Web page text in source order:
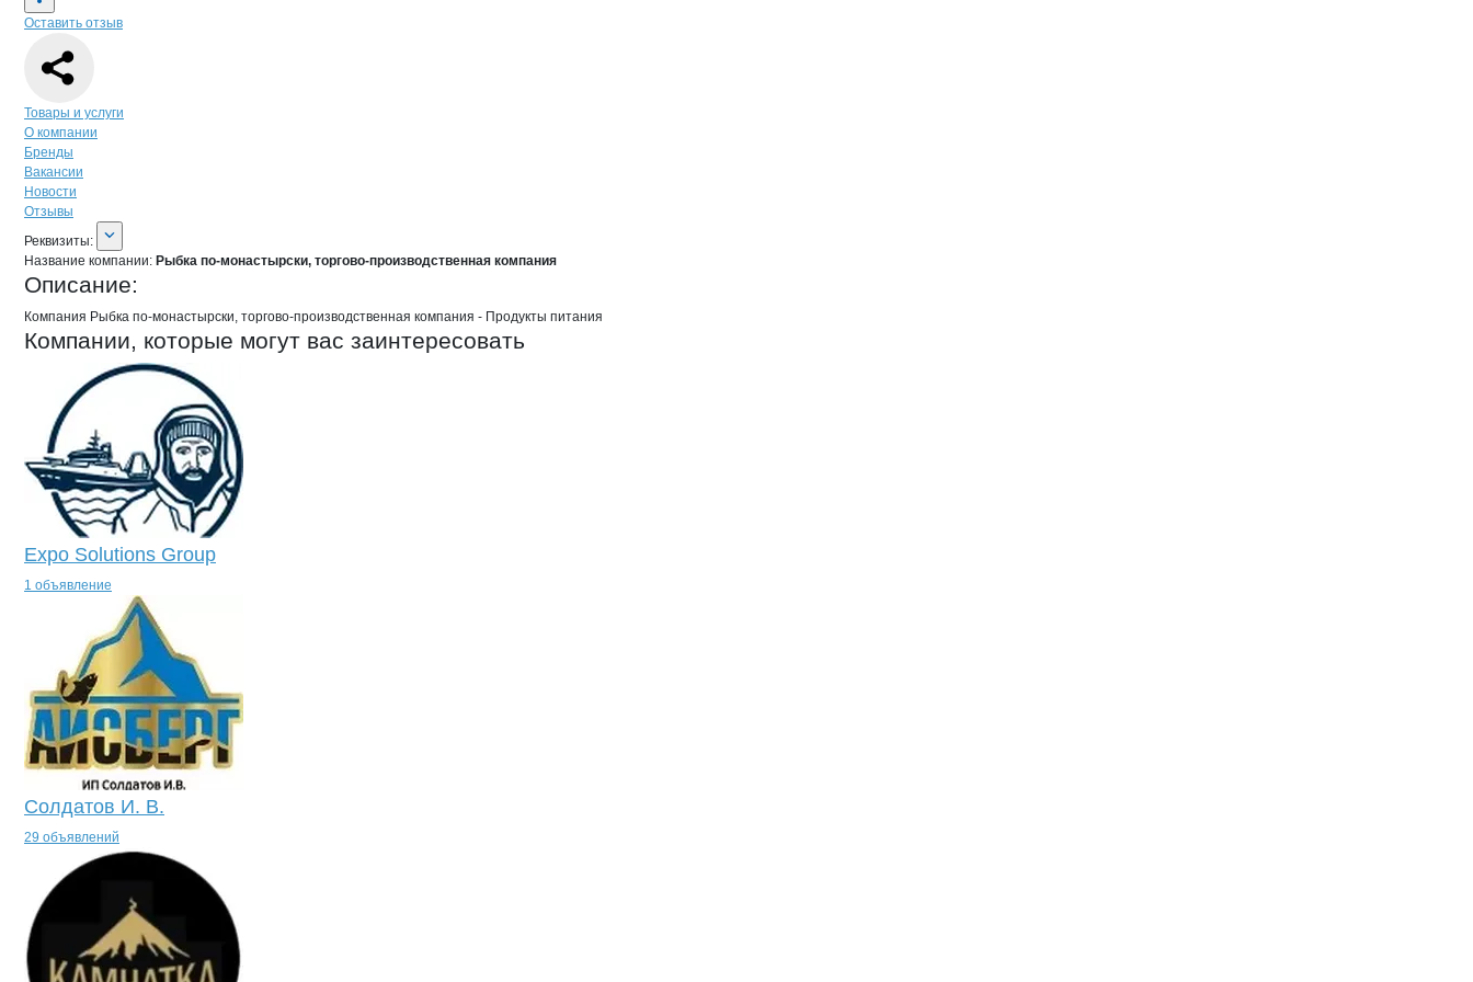
Оставить отзыв
Навигация по странице
Товары и услуги
О компании
Бренды
Вакансии
Новости
Отзывы
О компании
Реквизиты
Реквизиты:
Название компании: Рыбка по-монастырски, торгово-производственная компания
Описание:
Компания Рыбка по-монастырски, торгово-производственная компания - Продукты питания
Компании, которые могут вас заинтересовать
Expo Solutions Group
1 объявление
Солдатов И. В.
29 объявлений